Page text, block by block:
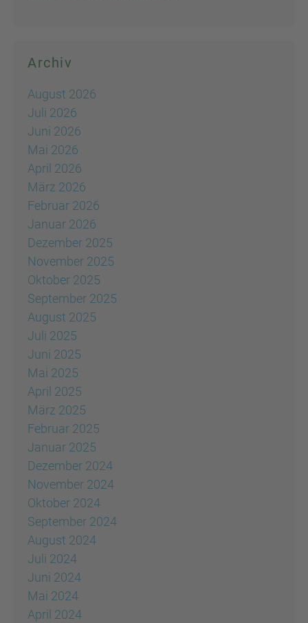
Archiv
August 2026
Juli 2026
Juni 2026
Mai 2026
April 2026
März 2026
Februar 2026
Januar 2026
Dezember 2025
November 2025
Oktober 2025
September 2025
August 2025
Juli 2025
Juni 2025
Mai 2025
April 2025
März 2025
Februar 2025
Januar 2025
Dezember 2024
November 2024
Oktober 2024
September 2024
August 2024
Juli 2024
Juni 2024
Mai 2024
April 2024